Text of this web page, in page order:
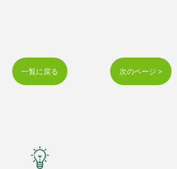
一覧に戻る 次のページ >